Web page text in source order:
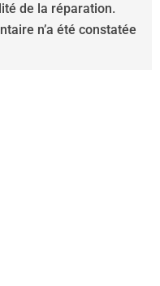
de la réparation.
n’a été constatée